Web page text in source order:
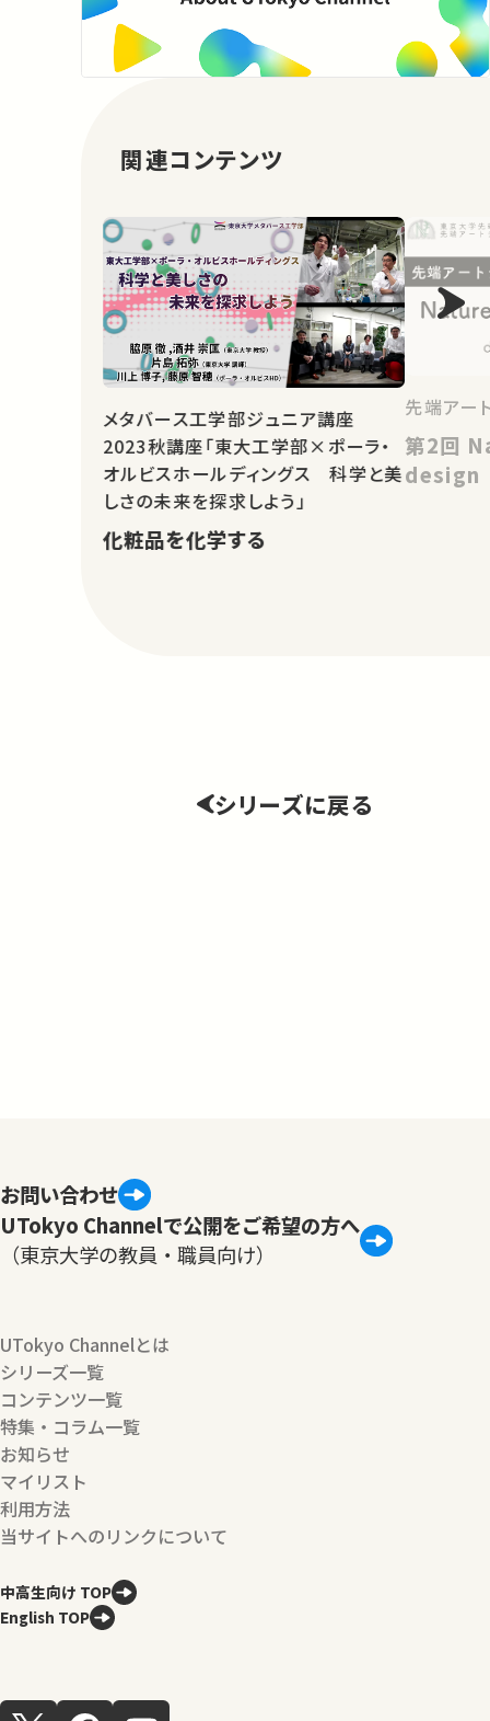
関連コンテンツ
メタバース工学部ジュニア講座
2023秋講座「東大工学部×ポーラ・
オルビスホールディングス 科学と美
しさの未来を探求しよう」
化粧品を化学する
先端アー
第2回 Nature centered -
design
シリーズに戻る
お問い合わせ
UTokyo Channelで公開をご希望の方へ
（東京大学の教員・職員向け）
UTokyo Channelとは
シリーズ一覧
コンテンツ一覧
特集・コラム一覧
お知らせ
マイリスト
利用方法
当サイトへのリンクについて
中高生向け TOP
English TOP